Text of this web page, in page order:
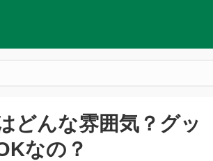
どんな雰囲気？グッ
なの？